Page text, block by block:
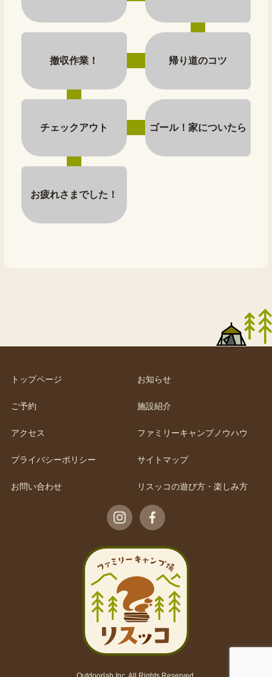
撤収作業！ 帰り道のコツ
チェックアウト ゴール！家についたら
お疲れさまでした！
トップページ お知らせ
ご予約 施設紹介
アクセス ファミリーキャンプノウハウ
プライバシーポリシー サイトマップ
お問い合わせ リスッコの遊び方・楽しみ方